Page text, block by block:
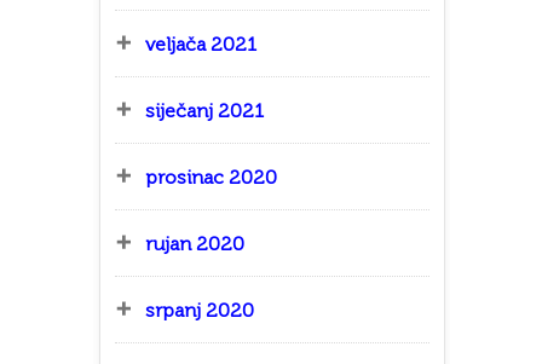
veljača 2021
siječanj 2021
prosinac 2020
rujan 2020
srpanj 2020